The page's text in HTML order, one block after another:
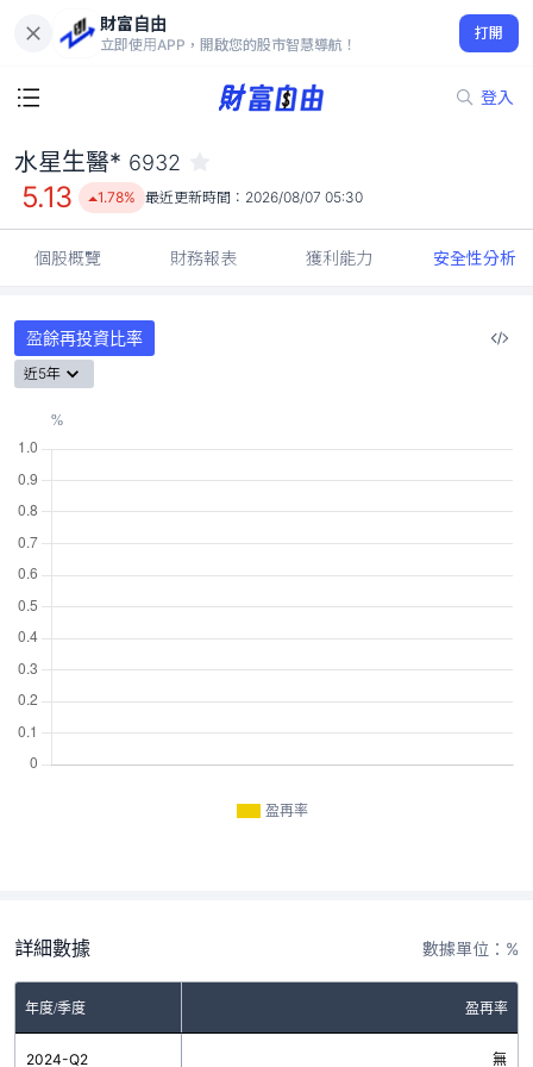
財富自由
立即使用APP，開啟您的股市智慧導航！
打開
登入
5.13
1.78%
水星生醫* 6932
5.13 1.78% 最近更新時間： 2026/08/07 05:30
個股概覽 財務報表 獲利能力 安全性分析
盈餘再投資比率
近5年
盈再率
詳細數據 數據單位：%
年度/季度 盈再率
2024-Q2 無